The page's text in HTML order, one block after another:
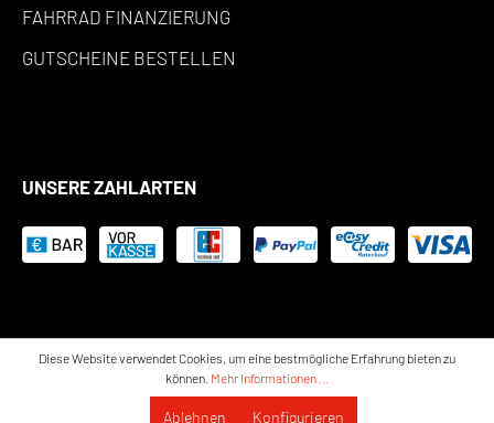
FAHRRAD FINANZIERUNG
GUTSCHEINE BESTELLEN
UNSERE ZAHLARTEN
Diese Website verwendet Cookies, um eine bestmögliche Erfahrung bieten zu
können. Mehr Informationen ...
Ablehnen Konfigurieren